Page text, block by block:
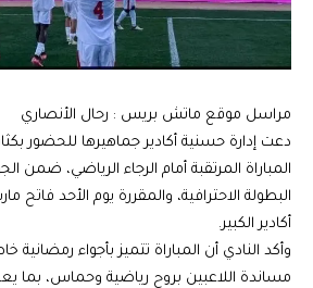
مراسل موقع ماتش بريس : رحال الأنصاري
دعت إدارة حسنية أكادير جماهيرها للحضور
المباراة المرتقبة أمام الرجاء الرياضي، ضمن
أكادير الكبير.
وأكد النادي أن المباراة تتميز بأجواء رمضانية
مساندة اللاعبين بروح رياضية وحماس، بما